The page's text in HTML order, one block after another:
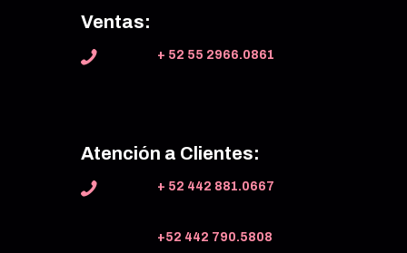
Ventas:
+ 52 55 2966.0861
Atención a Clientes:
+ 52 442 881.0667
+52 442 790.5808